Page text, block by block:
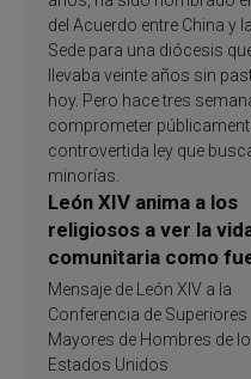
del Acuerdo entre China y
Sede para una diócesis
llevaba veinte años sin
hoy. Pero hace tres
comprometer
controvertida ley que
minorías.
León XIV anima a los
religiosos a ver la
comunitaria como
de inspiración y
santificación
Mensaje de León XIV a la
Conferencia de Superiores
Mayores de Hombres de
Estados Unidos